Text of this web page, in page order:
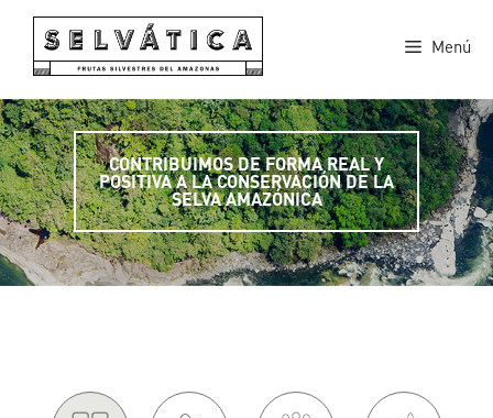
contenido
Menú
CONTRIBUIMOS DE FORMA REAL Y
POSITIVA A LA CONSERVACIÓN DE LA
SELVA AMAZÓNICA